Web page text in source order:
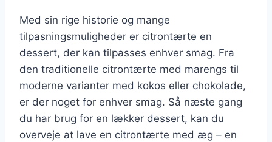
Med sin rige historie og mange
tilpasningsmuligheder er citrontærte en
dessert, der kan tilpasses enhver smag. Fra
den traditionelle citrontærte med marengs til
moderne varianter med kokos eller chokolade,
er der noget for enhver smag. Så næste gang
du har brug for en lækker dessert, kan du
overveje at lave en citrontærte med æg – en